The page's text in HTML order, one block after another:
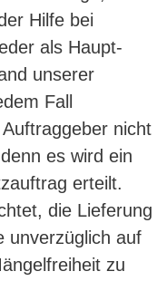
Hilfe bei
als Haupt-
unserer
Fall
nicht
es wird ein
erteilt.
die Lieferung
unverzüglich auf
zu